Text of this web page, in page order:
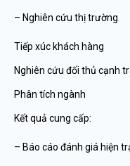
– Nghiên cứu thị trường
Tiếp xúc khách hàng
Nghiên cứu đối thủ cạnh
Phân tích ngành
Kết quả cung cấp:
– Báo cáo đánh giá hiện